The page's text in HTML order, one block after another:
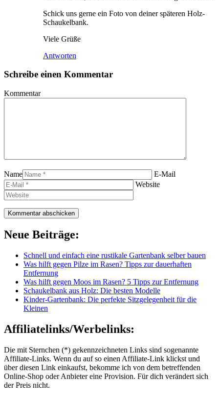
Schick uns gerne ein Foto von deiner späteren Holz-
Schaukelbank.
Viele Grüße
Antworten
Schreibe einen Kommentar
Kommentar
Name
E-Mail
Website
Neue Beiträge:
Schnell und einfach eine rustikale Gartenbank selber bauen
Was hilft gegen Pilze im Rasen? Tipps zur dauerhaften
Entfernung
Was hilft gegen Moos im Rasen? 5 Tipps zur Entfernung
Schaukelbank aus Holz: Die besten Modelle
Kinder-Gartenbank: Die perfekte Sitzgelegenheit für die
Kleinen
Affiliatelinks/Werbelinks:
Die mit Sternchen (*) gekennzeichneten Links sind sogenannte
Affiliate-Links. Wenn du auf so einen Affiliate-Link klickst und
über diesen Link einkaufst, bekomme ich von dem betreffenden
Online-Shop oder Anbieter eine Provision. Für dich verändert sich
der Preis nicht.